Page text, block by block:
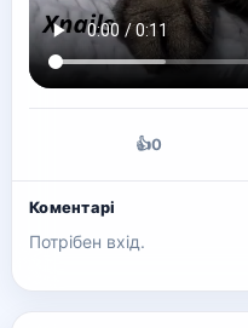
👍0
Коментарі
Потрібен вхід.